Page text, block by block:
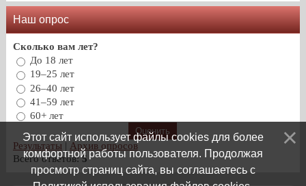
Наш опрос
Сколько вам лет?
До 18 лет
19–25 лет
26–40 лет
41–59 лет
60+ лет
Результаты | Архив опросов
Всего ответов:5
Этот сайт использует файлы cookies для более
комфортной работы пользователя. Продолжая
просмотр страниц сайта, вы соглашаетесь с